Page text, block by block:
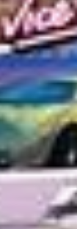
GTA
ограбление (6–
в Red Dead
для
(4–30